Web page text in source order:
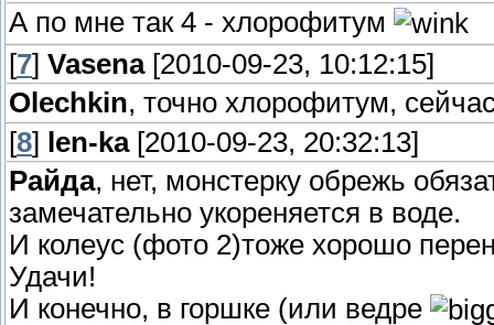
А по мне так 4 - хлорофитум
[7] Vasena[2010-09-23, 10:12:15]
Olechkin, точно хлорофитум,
[8] len-ka[2010-09-23, 20:32:13]
Райда, нет, монстерку обрежь
замечательно укореняется в воде.
И колеус (фото 2)тоже хорошо
Удачи!
И конечно, в горшке (или ведре